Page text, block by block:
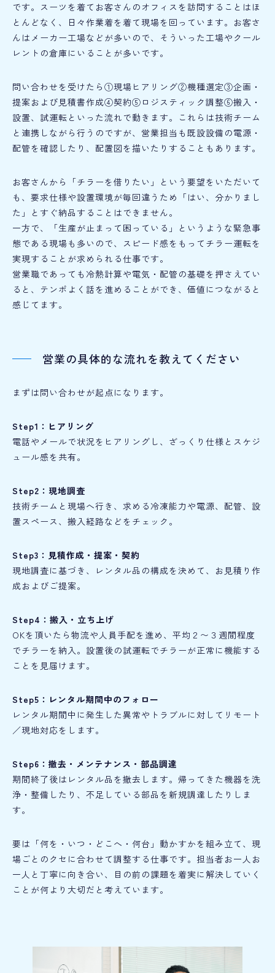
です。スーツを着てお客さんのオフィスを訪問することはほ
とんどなく、日々作業着を着て現場を回っています。お客さ
んはメーカー工場などが多いので、そういった工場やクール
レントの倉庫にいることが多いです。
問い合わせを受けたら①現場ヒアリング②機種選定③企画・
提案および見積書作成④契約⑤ロジスティック調整⑥搬入・
設置、試運転といった流れで動きます。これらは技術チーム
と連携しながら行うのですが、営業担当も既設設備の電源・
配管を確認したり、配置図を描いたりすることもあります。
お客さんから「チラーを借りたい」という要望をいただいて
も、要求仕様や設置環境が毎回違うため「はい、分かりまし
た」とすぐ納品することはできません。
一方で、「生産が止まって困っている」というような緊急事
態である現場も多いので、スピード感をもってチラー運転を
実現することが求められる仕事です。
営業職であっても冷熱計算や電気・配管の基礎を押さえてい
ると、テンポよく話を進めることができ、価値につながると
感じてます。
営業の具体的な流れを教えてください
まずは問い合わせが起点になります。
Step1：ヒアリング
電話やメールで状況をヒアリングし、ざっくり仕様とスケジ
ュール感を共有。
Step2：現地調査
技術チームと現場へ行き、求める冷凍能力や電源、配管、設
置スペース、搬入経路などをチェック。
Step3：見積作成・提案・契約
現地調査に基づき、レンタル品の構成を決めて、お見積り作
成およびご提案。
Step4：搬入・立ち上げ
OKを頂いたら物流や人員手配を進め、平均２〜３週間程度
でチラーを納入。設置後の試運転でチラーが正常に機能する
ことを見届けます。
Step5：レンタル期間中のフォロー
レンタル期間中に発生した異常やトラブルに対してリモート
／現地対応をします。
Step6：撤去・メンテナンス・部品調達
期間終了後はレンタル品を撤去します。帰ってきた機器を洗
浄・整備したり、不足している部品を新規調達したりしま
す。
要は「何を・いつ・どこへ・何台」動かすかを組み立て、現
場ごとのクセに合わせて調整する仕事です。担当者お一人お
一人と丁寧に向き合い、目の前の課題を着実に解決していく
ことが何より大切だと考えています。